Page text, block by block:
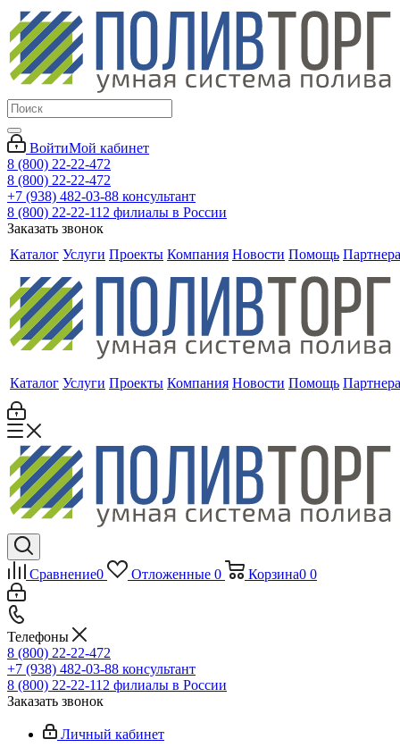
ВойтиМой кабинет
8 (800) 22-22-472
8 (800) 22-22-472
+7 (938) 482-03-88 консультант
8 (800) 22-22-112 филиалы в России
Заказать звонок
Каталог Услуги Проекты Компания Новости Помощь
Каталог Услуги Проекты Компания Новости Помощь
Сравнение0 Отложенные 0 Корзина0 0
Телефоны
8 (800) 22-22-472
+7 (938) 482-03-88 консультант
8 (800) 22-22-112 филиалы в России
Заказать звонок
Личный кабинет